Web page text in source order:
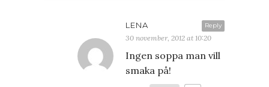
Reply
LENA
30 november, 2012 at 10:20
Ingen soppa man vill
smaka på!